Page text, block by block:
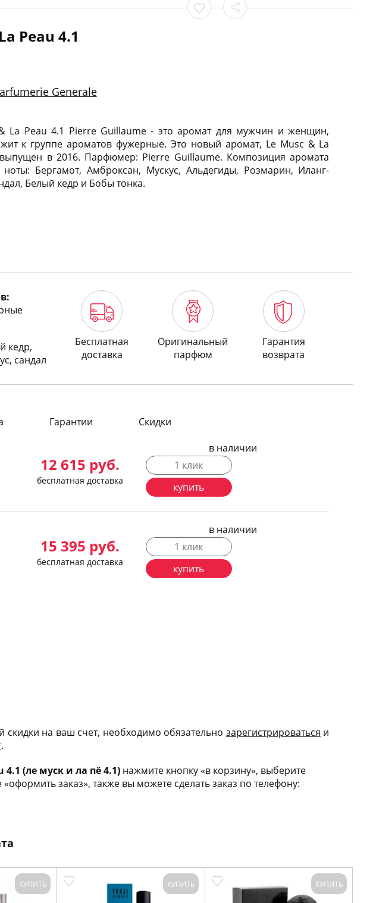
Peau 4.1
Generale
La Peau 4.1 Pierre Guillaume - это аромат для мужчин и женщин,
к группе ароматов фужерные. Это новый аромат, Le Musc & La
в 2016. Парфюмер: Pierre Guillaume. Композиция аромата
ноты: Бергамот, Амброксан, Мускус, Альдегиды, Розмарин, Иланг-
Белый кедр и Бобы тонка.
кедр,
сандал
Бесплатная
доставка
Оригинальный
парфюм
Гарантия
возврата
Гарантии Скидки
12 615 руб.
бесплатная доставка
в наличии
1 клик
купить
15 395 руб.
бесплатная доставка
в наличии
1 клик
купить
на ваш счет, необходимо обязательно зарегистрироваться и
.
4.1 (ле муск и ла пё 4.1)нажмите кнопку «в корзину», выберите
заказ», также вы можете сделать заказ по телефону:
КУПИТЬ КУПИТЬ КУПИТЬ